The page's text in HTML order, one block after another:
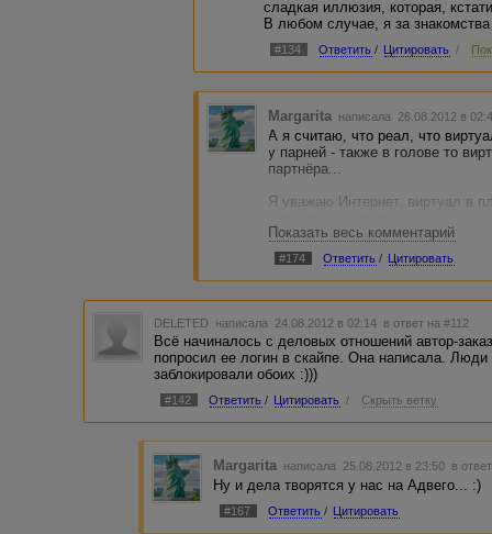
сладкая иллюзия, которая,
В любом случае, я за
#134 Ответить / Цитировать /
Margarita написала 26.08.2012 в
А я считаю, что реал, что
у парней - также в голове то
партнёра...
Я уважаю Интернет, виртуал в
тоже. Ну, у меня такие вот
вами истории - ВМ уже на
Жуан и вообще охладевать.
оплачивала? Извините за
мода. У большинства. Они
должны ухаживать за ними и
А вообще, всё будет хорошо.
Показать весь комментарий
#174 Ответить / Цитировать
DELETED написала 24.08.2012 в 02:14 в ответ на #112
Всё начиналось с деловых отношений автор-
попросил ее логин в скайпе. Она написала.
заблокировали обоих :)))
#142 Ответить / Цитировать / Скрыть ветку
Margarita написала 25.08.2012 в 23:50 в
Ну и дела творятся у нас на Адвего... :)
#167 Ответить / Цитировать